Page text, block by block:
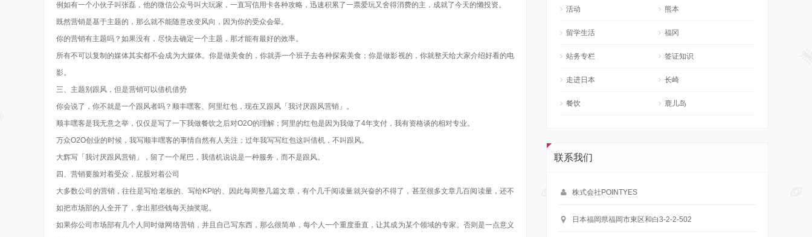
例如有一个小伙子叫张磊，他的微信公众号叫大玩家，一直写信用卡各种攻略，迅速积累了一票爱玩又舍得消费的主，成就了今天的懒投资。
既然营销是基于主题的，那么就不能随意改变风向，因为你的受众会晕。
你的营销有主题吗？如果没有，尽快去确定一个主题，那才能有最好的效率。
所有不可以复制的媒体其实都不会成为大媒体。你是做美食的，你就弄一个班子去各种探索美食；你是做影视的，你就整天给大家介绍好看的电
影。
三、主题别跟风，但是营销可以借机借势
你会说了，你不就是一个跟风者吗？顺丰嘿客、阿里红包，现在又跟风「我讨厌跟风营销」。
顺丰嘿客是我无意之举，仅仅是写了一下我做餐饮之后对O2O的理解；阿里的红包是因为我做了4年支付，我有资格谈的相对专业。
万众O2O创业的时候，我写顺丰嘿客的事情自然有人关注；过年我写写红包这叫借机，不叫跟风。
大辉写「我讨厌跟风营销」，留了一个尾巴，我借机说说是一种服务，而不是跟风。
四、营销要脸对着受众，屁股对着公司
大多数公司的营销，往往是写给老板的、写给KPI的、因此每周整几篇文章，有个几千阅读量就兴奋的不得了，甚至很多文章几百阅读量，还不
如把市场部的人全开了，拿出那些钱每天抽奖呢。
如果你公司市场部有几个人同时做网络营销，并且自己写东西，那么很简单，每个人一个重度垂直，让其成为某个领域的专家。否则是一点意义
活动 熊本
留学生活 福冈
站务专栏 签证知识
走进日本 长崎
餐饮 鹿儿岛
联系我们
株式会社POINTYES
日本福岡県福岡市東区和白3-2-2-502